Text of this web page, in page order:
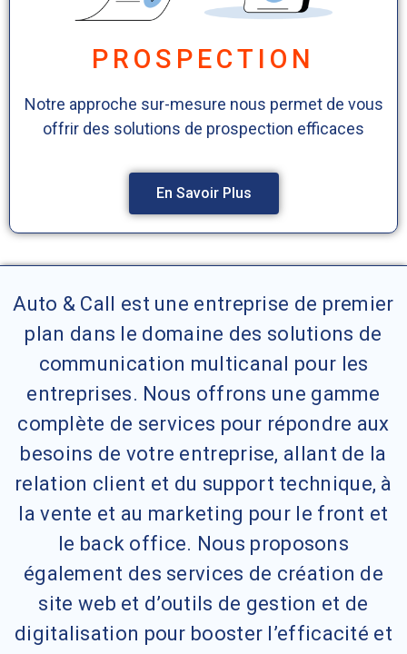
PROSPECTION
Notre approche sur-mesure nous permet de vous
offrir des solutions de prospection efficaces
En Savoir Plus
Auto & Call est une entreprise de premier
plan dans le domaine des solutions de
communication multicanal pour les
entreprises. Nous offrons une gamme
complète de services pour répondre aux
besoins de votre entreprise, allant de la
relation client et du support technique, à
la vente et au marketing pour le front et
le back office. Nous proposons
également des services de création de
site web et d’outils de gestion et de
digitalisation pour booster l’efficacité et